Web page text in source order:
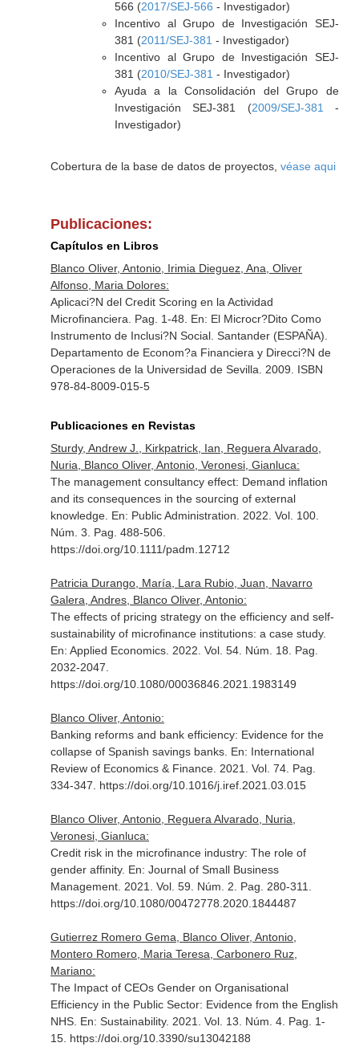
566 (2017/SEJ-566 - Investigador)
Incentivo al Grupo de Investigación SEJ-
381 (2011/SEJ-381 - Investigador)
Incentivo al Grupo de Investigación SEJ-
381 (2010/SEJ-381 - Investigador)
Ayuda a la Consolidación del Grupo de
Investigación SEJ-381 (2009/SEJ-381
-
Investigador)
Cobertura de la base de datos de proyectos, véase aqui
Publicaciones:
Capítulos en Libros
Blanco Oliver, Antonio, Irimia Dieguez, Ana, Oliver
Alfonso, Maria Dolores:
Aplicaci?N del Credit Scoring en la Actividad
Microfinanciera. Pag. 1-48. En: El Microcr?Dito Como
Instrumento de Inclusi?N Social. Santander (ESPAÑA).
Departamento de Econom?a Financiera y Direcci?N de
Operaciones de la Universidad de Sevilla. 2009. ISBN
978-84-8009-015-5
Publicaciones en Revistas
Sturdy, Andrew J., Kirkpatrick, Ian, Reguera Alvarado,
Nuria, Blanco Oliver, Antonio, Veronesi, Gianluca:
The management consultancy effect: Demand inflation
and its consequences in the sourcing of external
knowledge. En: Public Administration . 2022. Vol. 100.
Núm. 3. Pag. 488-506.
https://doi.org/10.1111/padm.12712
Patricia Durango, María, Lara Rubio, Juan, Navarro
Galera, Andres, Blanco Oliver, Antonio:
The effects of pricing strategy on the efficiency and self-
sustainability of microfinance institutions: a case study.
En: Applied Economics. 2022. Vol. 54. Núm. 18. Pag.
2032-2047.
https://doi.org/10.1080/00036846.2021.1983149
Blanco Oliver, Antonio:
Banking reforms and bank efficiency: Evidence for the
collapse of Spanish savings banks. En: International
Review of Economics & Finance. 2021. Vol. 74. Pag.
334-347. https://doi.org/10.1016/j.iref.2021.03.015
Blanco Oliver, Antonio, Reguera Alvarado, Nuria,
Veronesi, Gianluca:
Credit risk in the microfinance industry: The role of
gender affinity. En: Journal of Small Business
Management. 2021. Vol. 59. Núm. 2. Pag. 280-311.
https://doi.org/10.1080/00472778.2020.1844487
Gutierrez Romero Gema, Blanco Oliver, Antonio,
Montero Romero, Maria Teresa, Carbonero Ruz,
Mariano:
The Impact of CEOs Gender on Organisational
Efficiency in the Public Sector: Evidence from the English
NHS. En: Sustainability. 2021. Vol. 13. Núm. 4. Pag. 1-
15. https://doi.org/10.3390/su13042188